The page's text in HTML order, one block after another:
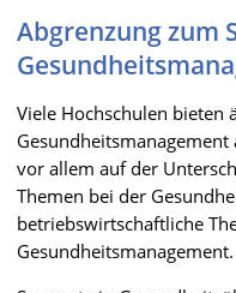
Abgrenzung zum
Viele Hochschulen bieten
vor allem auf der
Themen bei der
betriebswirtschaftliche
Gesundheitsmanagement.